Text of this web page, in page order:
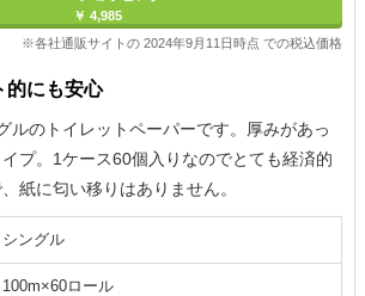
￥ 4,985
※各社通販サイトの 2024年9月11日時点 での税込価格
的にも安心
ルのトイレットペーパーです。厚みがあっ
プ。1ケース60個入りなのでとても経済的
紙に匂い移りはありません。
シングル
100m×60ロール